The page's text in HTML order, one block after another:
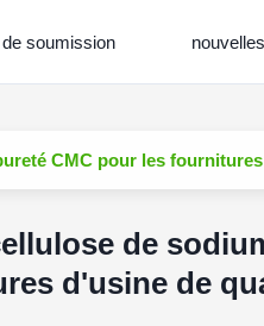
soumission nouvelles
CMC pour les
de
d'usine de